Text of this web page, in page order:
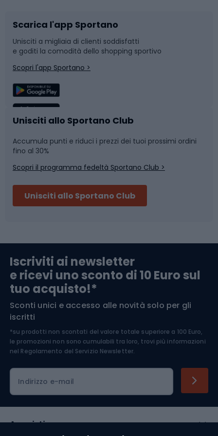
Bushcraft
Corsa
Sport di squadra
Caschi da ciclismo
Skitouring
Abbigliamento da escursionismo
Slitte e slittini
Snowboard
Camminata nordica
Nuoto
Pattinaggio
Componenti per biciclette
Arrampicata
Medicina dello sport
Abbigliamento ciclistico
Scarica l'app Sportano
Unisciti a migliaia di clienti soddisfatti
e goditi la comodità dello shopping sportivo
Scopri l'app Sportano >
Unisciti allo Sportano Club
Accumula punti e riduci i prezzi dei tuoi prossimi ordini
fino al 30%
Scopri il programma fedeltà Sportano Club >
Unisciti allo Sportano Club
Iscriviti ai newsletter
e ricevi uno sconto di 10 Euro sul
tuo acquisto!*
Sconti unici e accesso alle novità solo per gli
iscritti
*su prodotti non scontati del valore totale superiore a 100 Euro,
le promozioni non sono cumulabili tra loro, trovi più informazioni
nel Regolamento del Servizio Newsletter.
Indirizzo e-mail
Acquisti